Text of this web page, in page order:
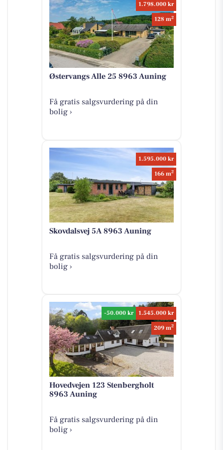
1.798.000 kr
128 m2
Østervangs Alle 25 8963 Auning
Få gratis salgsvurdering på din
bolig ›
1.595.000 kr
166 m2
Skovdalsvej 5A 8963 Auning
Få gratis salgsvurdering på din
bolig ›
-50.000 kr
1.545.000 kr
209 m2
Hovedvejen 123 Stenbergholt
8963 Auning
Få gratis salgsvurdering på din
bolig ›